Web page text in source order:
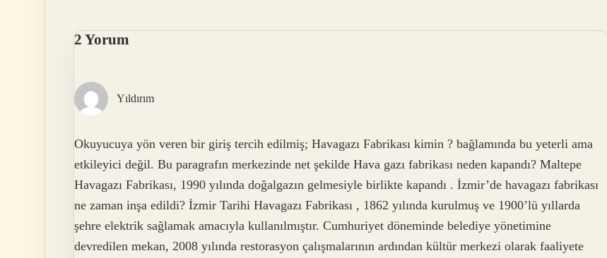
2 Yorum
Yıldırım
Okuyucuya yön veren bir giriş tercih edilmiş; Havagazı Fabrikası kimin ? bağlamında bu yeterli ama
etkileyici değil. Bu paragrafın merkezinde net şekilde Hava gazı fabrikası neden kapandı? Maltepe
Havagazı Fabrikası, 1990 yılında doğalgazın gelmesiyle birlikte kapandı . İzmir’de havagazı fabrikası
ne zaman inşa edildi? İzmir Tarihi Havagazı Fabrikası , 1862 yılında kurulmuş ve 1900’lü yıllarda
şehre elektrik sağlamak amacıyla kullanılmıştır. Cumhuriyet döneminde belediye yönetimine
devredilen mekan, 2008 yılında restorasyon çalışmalarının ardından kültür merkezi olarak faaliyete